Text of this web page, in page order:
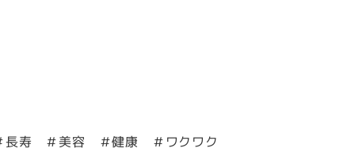
寿 ＃美容 ＃健康 ＃ワクワク